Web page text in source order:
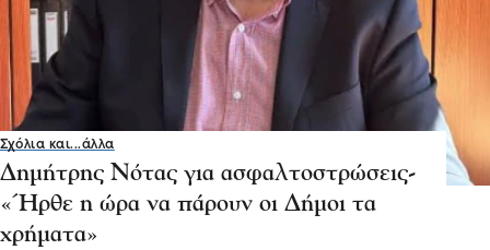
Σχόλια και...άλλα
Δημήτρης Νότας για ασφαλτοστρώσεις-
«Ήρθε η ώρα να πάρουν οι Δήμοι τα
χρήματα»